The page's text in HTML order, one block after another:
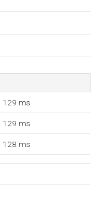
129 ms
129 ms
128 ms